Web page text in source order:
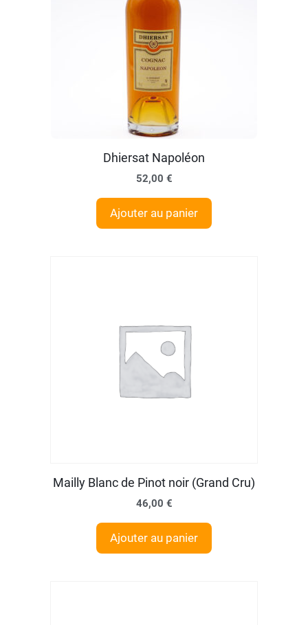
Dhiersat Napoléon
52,00 €
Ajouter au panier
Mailly Blanc de Pinot noir (Grand Cru)
46,00 €
Ajouter au panier